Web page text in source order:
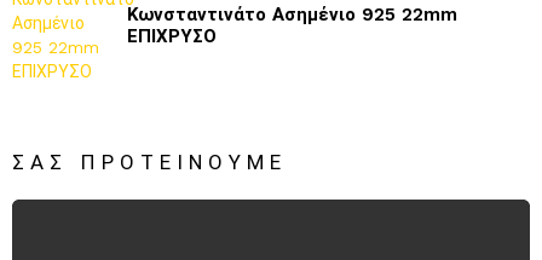
Κωνσταντινάτο Ασημένιο 925 22mm
ΕΠΙΧΡΥΣΟ
ΣΑΣ ΠΡΟΤΕΊΝΟΥΜΕ